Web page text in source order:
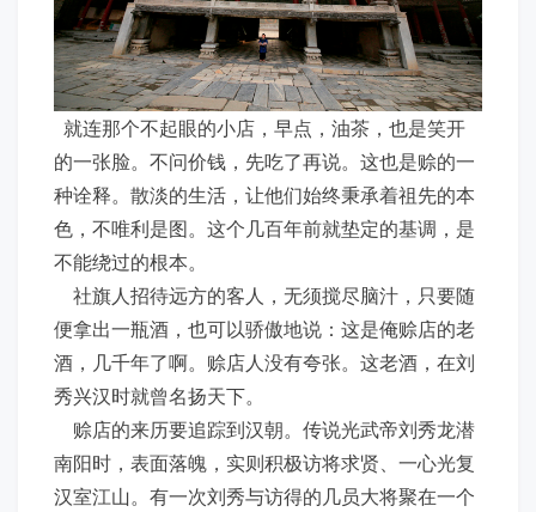
就连那个不起眼的小店，早点，油茶，也是笑开
的一张脸。不问价钱，先吃了再说。这也是赊的一
种诠释。散淡的生活，让他们始终秉承着祖先的本
色，不唯利是图。这个几百年前就垫定的基调，是
不能绕过的根本。
社旗人招待远方的客人，无须搅尽脑汁，只要随
便拿出一瓶酒，也可以骄傲地说：这是俺赊店的老
酒，几千年了啊。赊店人没有夸张。这老酒，在刘
秀兴汉时就曾名扬天下。
赊店的来历要追踪到汉朝。传说光武帝刘秀龙潜
南阳时，表面落魄，实则积极访将求贤、一心光复
汉室江山。有一次刘秀与访得的几员大将聚在一个